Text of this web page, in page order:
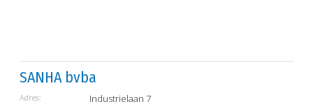
SANHA bvba
Adres:
Industrielaan 7